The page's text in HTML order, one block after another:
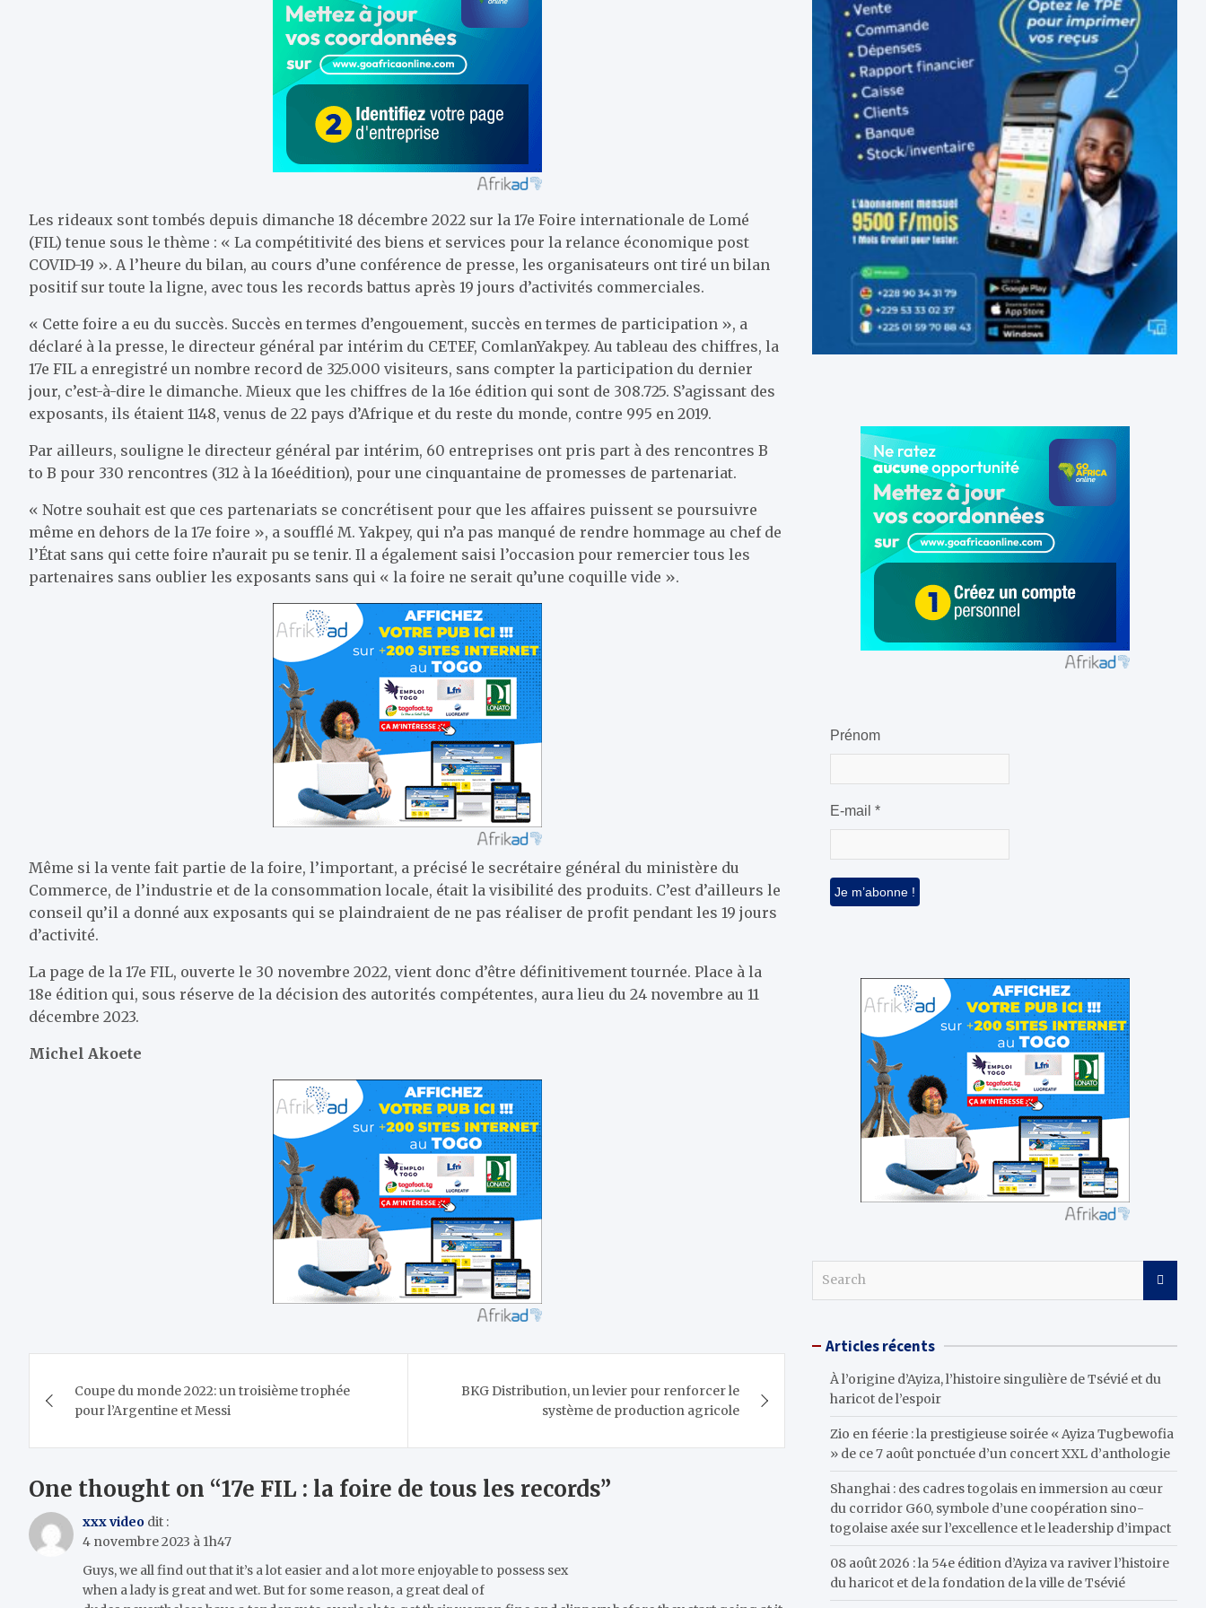
Les rideaux sont tombés depuis dimanche 18 décembre 2022 sur la 17e Foire internationale de Lomé
(FIL) tenue sous le thème : « La compétitivité des biens et services pour la relance économique post
COVID-19 ». A l’heure du bilan, au cours d’une conférence de presse, les organisateurs ont tiré un bilan
positif sur toute la ligne, avec tous les records battus après 19 jours d’activités commerciales.
« Cette foire a eu du succès. Succès en termes d’engouement, succès en termes de participation », a
déclaré à la presse, le directeur général par intérim du CETEF, ComlanYakpey. Au tableau des chiffres, la
17e FIL a enregistré un nombre record de 325.000 visiteurs, sans compter la participation du dernier
jour, c’est-à-dire le dimanche. Mieux que les chiffres de la 16e édition qui sont de 308.725. S’agissant des
exposants, ils étaient 1148, venus de 22 pays d’Afrique et du reste du monde, contre 995 en 2019.
Par ailleurs, souligne le directeur général par intérim, 60 entreprises ont pris part à des rencontres B
to B pour 330 rencontres (312 à la 16eédition), pour une cinquantaine de promesses de partenariat.
« Notre souhait est que ces partenariats se concrétisent pour que les affaires puissent se poursuivre
même en dehors de la 17e foire », a soufflé M. Yakpey, qui n’a pas manqué de rendre hommage au chef de
l’État sans qui cette foire n’aurait pu se tenir. Il a également saisi l’occasion pour remercier tous les
partenaires sans oublier les exposants sans qui « la foire ne serait qu’une coquille vide ».
Même si la vente fait partie de la foire, l’important, a précisé le secrétaire général du ministère du
Commerce, de l’industrie et de la consommation locale, était la visibilité des produits. C’est d’ailleurs le
conseil qu’il a donné aux exposants qui se plaindraient de ne pas réaliser de profit pendant les 19 jours
d’activité.
La page de la 17e FIL, ouverte le 30 novembre 2022, vient donc d’être définitivement tournée. Place à la
18e édition qui, sous réserve de la décision des autorités compétentes, aura lieu du 24 novembre au 11
décembre 2023.
Michel Akoete
de
l’article
Coupe du monde 2022: un troisième trophée
pour l’Argentine et Messi
BKG Distribution, un levier pour renforcer le
système de production agricole
One thought on “17e FIL : la foire de tous les records”
xxx video dit :
4 novembre 2023 à 1h47
Guys, we all find out that it’s a lot easier and a lot more enjoyable to possess sex
when a lady is great and wet. But for some reason, a great deal of
Prénom
E-mail*
c Articles récents
À l’origine d’Ayiza, l’histoire singulière de Tsévié et du
haricot de l’espoir
Zio en féerie : la prestigieuse soirée « Ayiza Tugbewofia
» de ce 7 août ponctuée d’un concert XXL d’anthologie
Shanghai : des cadres togolais en immersion au cœur
du corridor G60, symbole d’une coopération sino-
togolaise axée sur l’excellence et le leadership d’impact
08 août 2026 : la 54e édition d’Ayiza va raviver l’histoire
du haricot et de la fondation de la ville de Tsévié